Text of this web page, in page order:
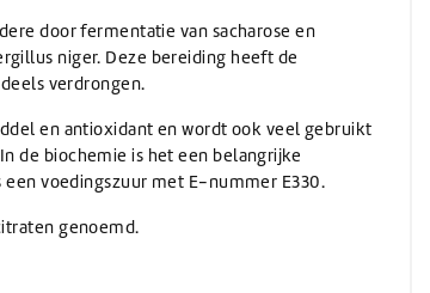
Schenken en afmeten
Jerrycans
door fermentatie van sacharose en
niger. Deze bereiding heeft de
verdrongen.
en antioxidant en wordt ook veel gebruikt
de biochemie is het een belangrijke
voedingszuur met E-nummer E330.
genoemd.